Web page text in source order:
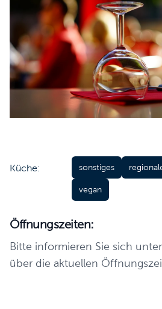
Küche: sonstiges
vegan
Öffnungszeiten:
Bitte informieren Sie sich
über die aktuellen